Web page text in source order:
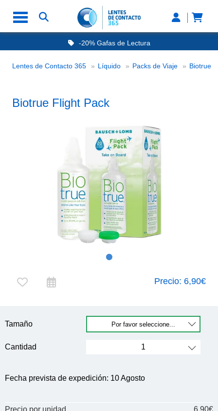
-20% Gafas de Lectura
Ahorre -50% que en las ópticas de calle
Entrega en 24h a 48H
Lentes de Contacto 365 Líquido Packs de Viaje Biotrue
Biotrue Flight Pack
Precio: 6,90€
Tamaño
Cantidad
Fecha prevista de expedición: 10 Agosto
Precio por unidad 6,90€